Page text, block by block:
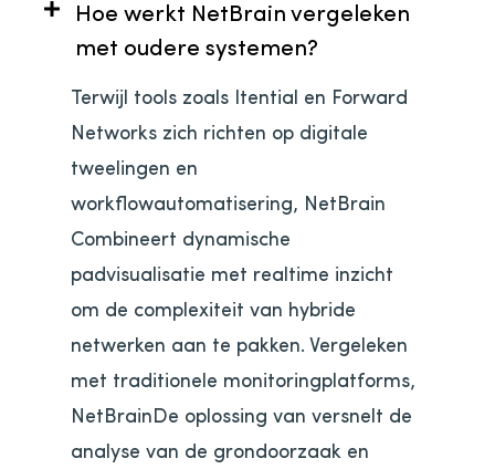
Hoe werkt NetBrain vergeleken
met oudere systemen?
Terwijl tools zoals Itential en Forward
Networks zich richten op digitale
tweelingen en
workflowautomatisering, NetBrain
Combineert dynamische
padvisualisatie met realtime inzicht
om de complexiteit van hybride
netwerken aan te pakken. Vergeleken
met traditionele monitoringplatforms,
NetBrainDe oplossing van versnelt de
analyse van de grondoorzaak en